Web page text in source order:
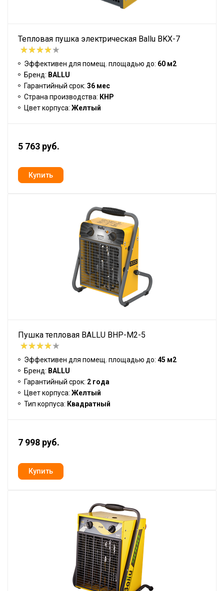
Тепловая пушка электрическая Ballu BKX-7
Эффективен для помещ. площадью до: 60 м2
Бренд: BALLU
Гарантийный срок: 36 мес
Страна производства: КНР
Цвет корпуса: Желтый
5 763 руб.
Пушка тепловая BALLU BHP-M2-5
Эффективен для помещ. площадью до: 45 м2
Бренд: BALLU
Гарантийный срок: 2 года
Цвет корпуса: Желтый
Тип корпуса: Квадратный
7 998 руб.